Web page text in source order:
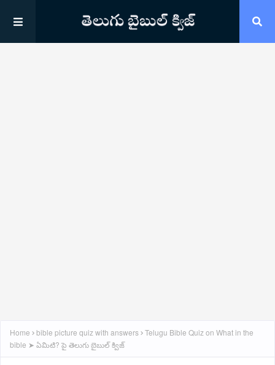
Home bible picture quiz with answers Telugu Bible Quiz on What in the
bible ➤ ఏమిటి? పై తెలుగు బైబుల్ క్విజ్